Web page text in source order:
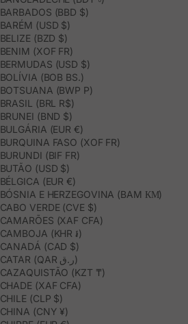
BARBADOS (BBD $)
BARÉM (USD $)
BELIZE (BZD $)
BENIM (XOF FR)
BERMUDAS (USD $)
BOLÍVIA (BOB BS.)
BOTSUANA (BWP P)
BRASIL (BRL R$)
BRUNEI (BND $)
BULGÁRIA (EUR €)
BURQUINA FASO (XOF FR)
BURUNDI (BIF FR)
BUTÃO (USD $)
BÉLGICA (EUR €)
BÓSNIA E HERZEGOVINA (BAM КМ)
CABO VERDE (CVE $)
CAMARÕES (XAF CFA)
CAMBOJA (KHR ៛)
CANADÁ (CAD $)
CATAR (QAR ر.ق)
CAZAQUISTÃO (KZT ₸)
CHADE (XAF CFA)
CHILE (CLP $)
CHINA (CNY ¥)